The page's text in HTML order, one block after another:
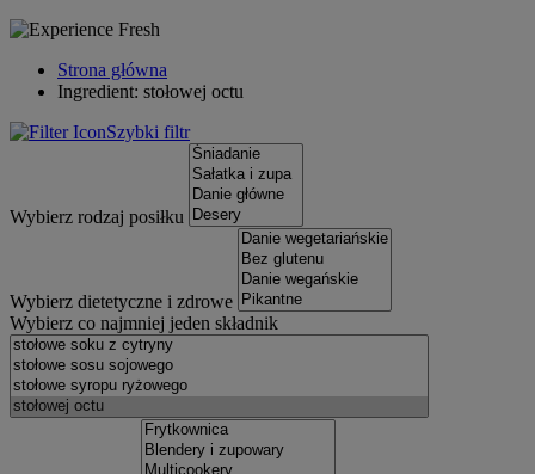
Strona główna
Ingredient: stołowej octu
Szybki filtr
Wybierz rodzaj posiłku
Wybierz dietetyczne i zdrowe
Wybierz co najmniej jeden składnik